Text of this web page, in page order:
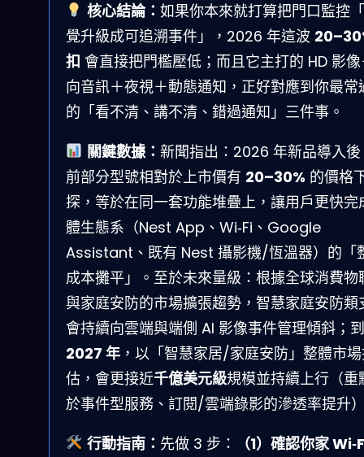
核心結論： 如果你本來就打算把門口監控
覺升級成可追溯事件」，2026 年這波
扣 會直接把門檻壓低；而且它主打的 HD 影
向音訊＋夜視＋動態通知，正好對應到你最常
的「看不清、講不清、錯過通知」三件事。
關鍵數據： 新聞指出：2026 年新品導入後
前部分型號相對於上市價有 20–30% 的價格
探，等於在同一套功能堆疊上，讓用戶更快完
體生態系（Nest App、Wi‑Fi、Google
Assistant、既有 Nest 攝影機/恆溫器）的「
成本攤平」。至於未來量級：根據全球消費物
與家庭安防的市場擴張趨勢，智慧家庭安防類
會持續向雲端與端側 AI 影像事件管理傾斜；到
2027 年 ，以「智慧家居/家庭安防」整體市
估，會更接近千億美元級規模並持續上行（重
於事件型服務、訂閱/雲端錄影的滲透率提升
行動指南： 先做 3 步：
（1）確認你家